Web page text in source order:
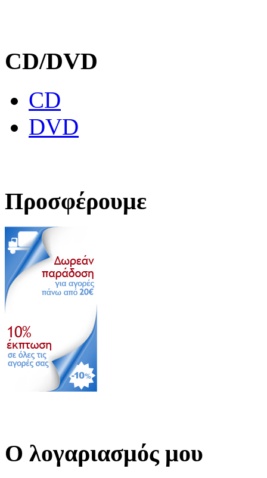
CD/DVD
CD
DVD
Προσφέρουμε
Ο λογαριασμός μου